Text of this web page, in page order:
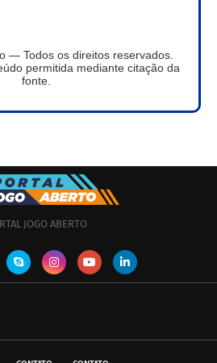
— Todos os direitos reservados.
permitida mediante citação da
fonte.
JOGO ABERTO